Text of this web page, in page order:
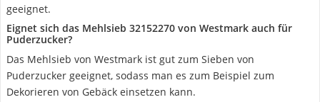
geeignet.
Eignet sich das Mehlsieb 32152270 von Westmark auch für
Puderzucker?
Das Mehlsieb von Westmark ist gut zum Sieben von
Puderzucker geeignet, sodass man es zum Beispiel zum
Dekorieren von Gebäck einsetzen kann.